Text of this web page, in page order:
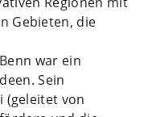
Gebieten, die
war ein
Sein
(geleitet von